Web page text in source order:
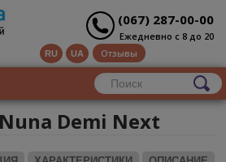
(067) 287-00-00
Ежедневно с 8 до 20
RU UA Отзывы
Demi Next